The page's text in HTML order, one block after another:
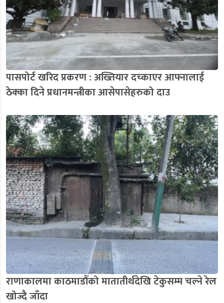
पासपोर्ट खरिद प्रकरण : अख्तियार दच्काएर आफ्नालाई
ठेक्का दिने प्रधानमन्त्रीका आसेपासेहरुको दाउ
राणाकालमा काठमाडौँको मातातीर्थदेखि टेकुसम्म चल्ने रेल
खोज्दै जाँदा